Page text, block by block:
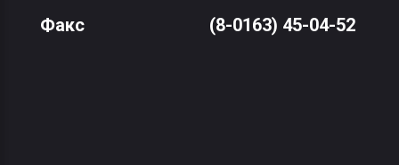
Факс(8-0163) 45-04-52